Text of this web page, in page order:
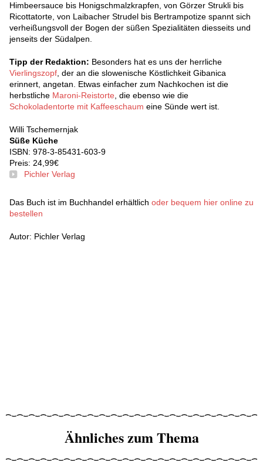
Himbeersauce bis Honigschmalzkrapfen, von Görzer Strukli bis
Ricottatorte, von Laibacher Strudel bis Bertrampotize spannt sich
verheißungsvoll der Bogen der süßen Spezialitäten diesseits und
jenseits der Südalpen.
Tipp der Redaktion: Besonders hat es uns der herrliche
Vierlingszopf, der an die slowenische Köstlichkeit Gibanica
erinnert, angetan. Etwas einfacher zum Nachkochen ist die
herbstliche Maroni-Reistorte, die ebenso wie die
Schokoladentorte mit Kaffeeschaum eine Sünde wert ist.
Willi Tschemernjak
Süße Küche
ISBN: 978-3-85431-603-9
Preis: 24,99€
Pichler Verlag
Das Buch ist im Buchhandel erhältlich oder bequem hier online zu
bestellen
Autor: Pichler Verlag
Ähnliches zum Thema